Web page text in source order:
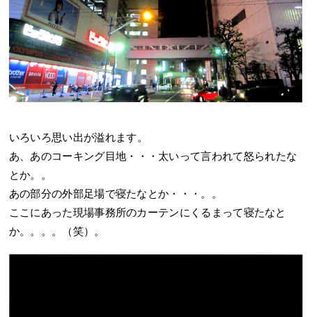
いろいろ思い出が溢れます。
あ、あのコーキング目地・・・太いって言われて怒られたな
とか。。
あの部分の外部足場で寝たなとか・・・。。
ここにあった現場事務所のカーテンにくるまって寝たなと
か。。。。（笑）。